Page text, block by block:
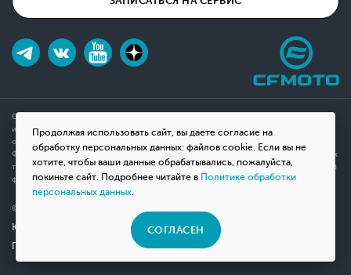
Продолжая использовать сайт, вы даете согласие на
обработку персональных данных: файлов cookie. Если вы не
хотите, чтобы ваши данные обрабатывались, пожалуйста,
покиньте сайт. Подробнее читайте в Политике обработки
персональных данных.
СОГЛАСЕН
Обращаем ваше внимание на то, что данный интернет-сайт носит исключительно
информационный характер и ни при каких условиях не является публичной офертой,
определяемой положениями Статьи 437(2) Гражданского кодекса Российской
Федерации. Для получения подробной информации о наличии и стоимости указанных
товаров, пожалуйста, обращайтесь к менеджерам компании с помощью специальной
формы связи на сайте или по телефону.
© 2026 Мотосалон «ВНЕ ДОРОГ»
Юридическая информация
Политика конфиденциальности